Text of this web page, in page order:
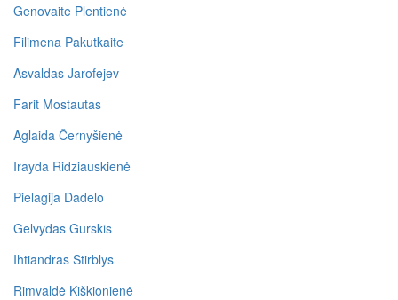
Genovaite Plentienė
Filimena Pakutkaite
Asvaldas Jarofejev
Farit Mostautas
Aglaida Černyšienė
Irayda Ridziauskienė
Pielagija Dadelo
Gelvydas Gurskis
Ihtiandras Stirblys
Rimvaldė Kiškionienė